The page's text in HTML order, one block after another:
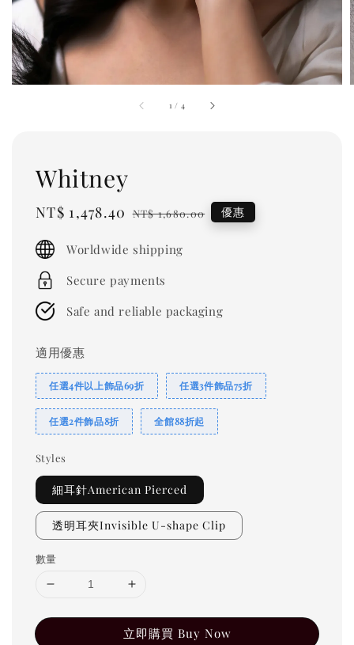
1 / 4
Whitney
Sale
NT$ 1,478.40 Regular
NT$ 1,680.00 優惠
Worldwide shipping
Secure payments
Safe and reliable packaging
適用優惠
任選4件以上飾品69折 任選3件飾品75折
任選2件飾品8折 全館88折起
Styles
細耳針American Pierced
透明耳夾Invisible U-shape Clip
數量
立即購買 Buy Now